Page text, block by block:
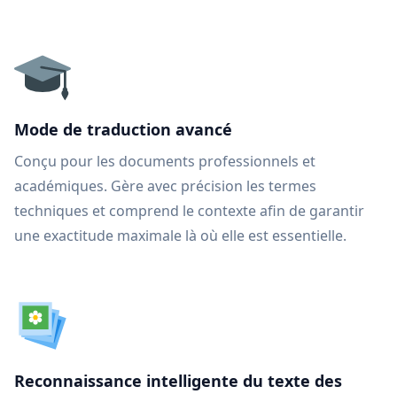
Mode de traduction avancé
Conçu pour les documents professionnels et
académiques. Gère avec précision les termes
techniques et comprend le contexte afin de garantir
une exactitude maximale là où elle est essentielle.
Reconnaissance intelligente du texte des